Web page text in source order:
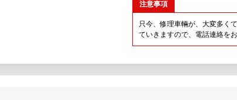
注意事項
只今、修理車輛が、大変多く
ていきますので、電話連絡を